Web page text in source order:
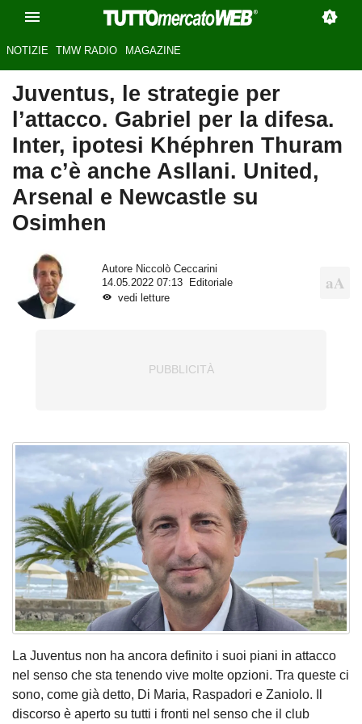
NOTIZIE TMW RADIO MAGAZINE
Juventus, le strategie per
l’attacco. Gabriel per la difesa.
Inter, ipotesi Khéphren Thuram
ma c’è anche Asllani. United,
Arsenal e Newcastle su
Osimhen
Autore Niccolò Ceccarini
14.05.2022 07:13
Editoriale
vedi letture
La Juventus non ha ancora definito i suoi piani in attacco
nel senso che sta tenendo vive molte opzioni. Tra queste ci
sono, come già detto, Di Maria, Raspadori e Zaniolo. Il
discorso è aperto su tutti i fronti nel senso che il club